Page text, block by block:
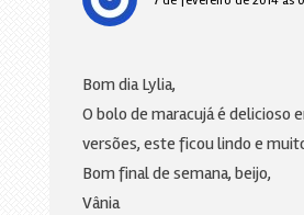
Bom dia Lylia,
O bolo de maracujá é delicioso
versões, este ficou lindo e
Bom final de semana, beijo,
Vânia